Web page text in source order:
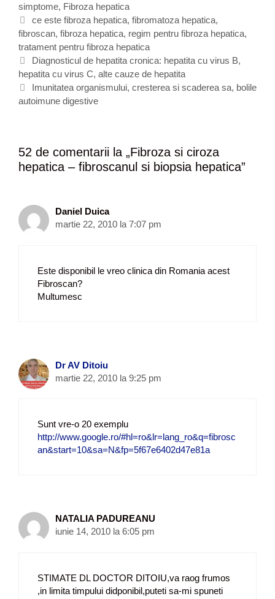
a
t
e
g
o
r
i
i
simptome, Fibroza hepatica
E
t
i
c
h
e
t
ce este fibroza hepatica, fibromatoza hepatica,
fibroscan, fibroza hepatica, regim pentru fibroza hepatica,
tratament pentru fibroza hepatica
N
a
v
i
e
a
c
Diagnosticul de hepatita cronica: hepatita cu virus B,
hepatita cu virus C, alte cauze de hepatita
Imunitatea organismului, cresterea si scaderea sa, bolile
autoimune digestive
52 de comentarii la „Fibroza si ciroza
hepatica – fibroscanul si biopsia hepatica”
Daniel Duica
martie 22, 2010 la 7:07 pm
Este disponibil le vreo clinica din Romania acest
Fibroscan?
Multumesc
Dr AV Ditoiu
martie 22, 2010 la 9:25 pm
Sunt vre-o 20 exemplu
http://www.google.ro/#hl=ro&lr=lang_ro&q=fibrosc
an&start=10&sa=N&fp=5f67e6402d47e81a
NATALIA PADUREANU
iunie 14, 2010 la 6:05 pm
STIMATE DL DOCTOR DITOIU,va raog frumos
,in limita timpului didponibil,puteti sa-mi spuneti